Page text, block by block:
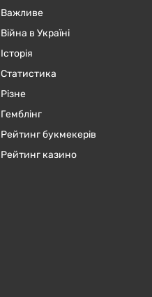
Важливе
Війна в Україні
Історія
Статистика
Різне
Гемблінг
Рейтинг букмекерів
Рейтинг казино